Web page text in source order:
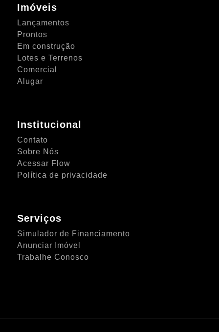
Imóveis
Lançamentos
Prontos
Em construção
Lotes e Terrenos
Comercial
Alugar
Institucional
Contato
Sobre Nós
Acessar Flow
Política de privacidade
Serviços
Simulador de Financiamento
Anunciar Imóvel
Trabalhe Conosco